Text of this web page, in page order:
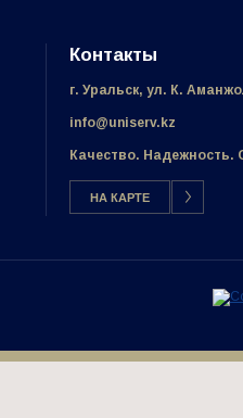
Контакты
г. Уральск, ул. К.
info@uniserv.kz
Качество. Надежность.
НА КАРТЕ